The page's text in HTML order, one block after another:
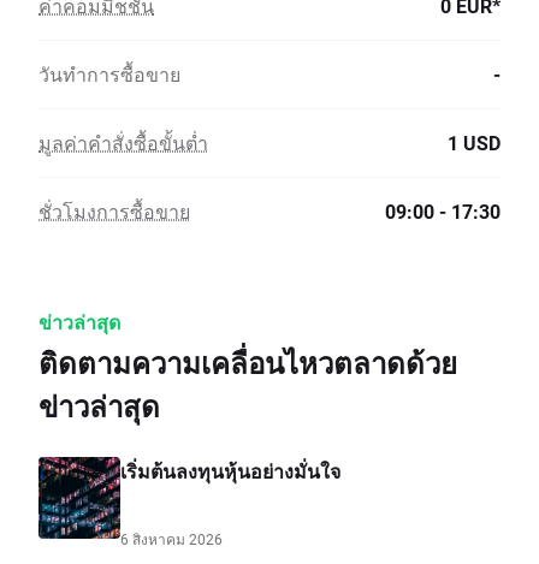
ค่าคอมมิชชั่น 0 EUR*
วันทำการซื้อขาย -
มูลค่าคำสั่งซื้อขั้นต่ำ 1 USD
ชั่วโมงการซื้อขาย 09:00 - 17:30
ข่าวล่าสุด
ติดตามความเคลื่อนไหวตลาดด้วย
ข่าวล่าสุด
เริ่มต้นลงทุนหุ้นอย่างมั่นใจ
6 สิงหาคม 2026